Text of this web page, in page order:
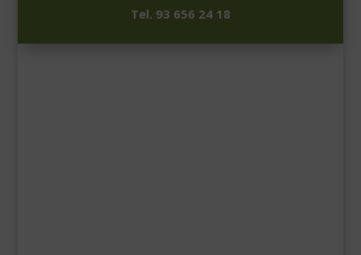
Tel. 93 656 24 18